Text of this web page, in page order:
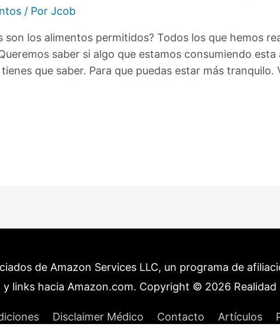
/ PorJcob
los alimentos permitidos? Todos los que hemos
saber si algo que estamos consumiendo
que saber. Para que puedas estar más tranquilo.
de Amazon Services LLC, un programa de
y links hacia Amazon.com. Copyright © 2026
Disclaimer Médico Contacto Artículos